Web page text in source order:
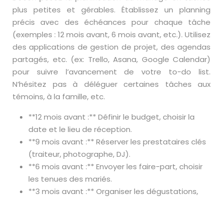
plus petites et gérables. Établissez un planning
précis avec des échéances pour chaque tâche
(exemples : 12 mois avant, 6 mois avant, etc.). Utilisez
des applications de gestion de projet, des agendas
partagés, etc. (ex: Trello, Asana, Google Calendar)
pour suivre l’avancement de votre to-do list.
N’hésitez pas à déléguer certaines tâches aux
témoins, à la famille, etc.
**12 mois avant :** Définir le budget, choisir la
date et le lieu de réception.
**9 mois avant :** Réserver les prestataires clés
(traiteur, photographe, DJ).
**6 mois avant :** Envoyer les faire-part, choisir
les tenues des mariés.
**3 mois avant :** Organiser les dégustations,